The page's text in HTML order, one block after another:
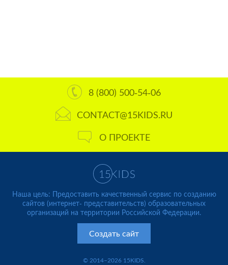
8 (800) 500-54-06
CONTACT@15KIDS.RU
О ПРОЕКТЕ
Наша цель: Предоставить качественный сервис по созданию
сайтов (интернет- представительств) образовательных
организаций на территории Российской Федерации.
Создать сайт
© 2014–2026 15KIDS.